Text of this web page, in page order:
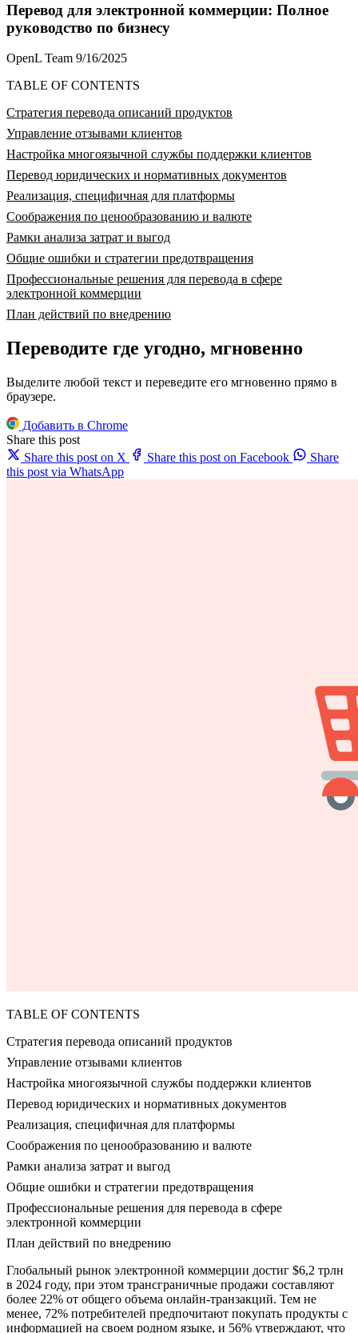
Перевод для электронной коммерции: Полное
руководство по бизнесу
OpenL Team 9/16/2025
TABLE OF CONTENTS
Стратегия перевода описаний продуктов
Управление отзывами клиентов
Настройка многоязычной службы поддержки клиентов
Перевод юридических и нормативных документов
Реализация, специфичная для платформы
Соображения по ценообразованию и валюте
Рамки анализа затрат и выгод
Общие ошибки и стратегии предотвращения
Профессиональные решения для перевода в сфере
электронной коммерции
План действий по внедрению
Переводите где угодно, мгновенно
Выделите любой текст и переведите его мгновенно прямо в
браузере.
Добавить в Chrome
Share this post
Share this post on X
Share this post on Facebook
Share
this post via WhatsApp
TABLE OF CONTENTS
Стратегия перевода описаний продуктов
Управление отзывами клиентов
Настройка многоязычной службы поддержки клиентов
Перевод юридических и нормативных документов
Реализация, специфичная для платформы
Соображения по ценообразованию и валюте
Рамки анализа затрат и выгод
Общие ошибки и стратегии предотвращения
Профессиональные решения для перевода в сфере
электронной коммерции
План действий по внедрению
Глобальный рынок электронной коммерции достиг $6,2 трлн
в 2024 году, при этом трансграничные продажи составляют
более 22% от общего объема онлайн-транзакций. Тем не
менее, 72% потребителей предпочитают покупать продукты с
информацией на своем родном языке, и 56% утверждают, что